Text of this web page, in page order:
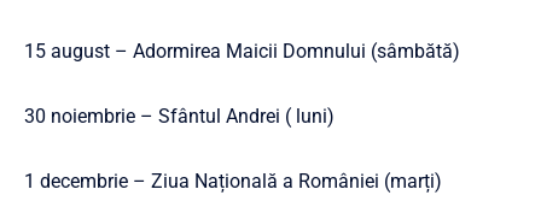
15 august – Adormirea Maicii Domnului (sâmbătă)
30 noiembrie – Sfântul Andrei ( luni)
1 decembrie – Ziua Națională a României (marți)